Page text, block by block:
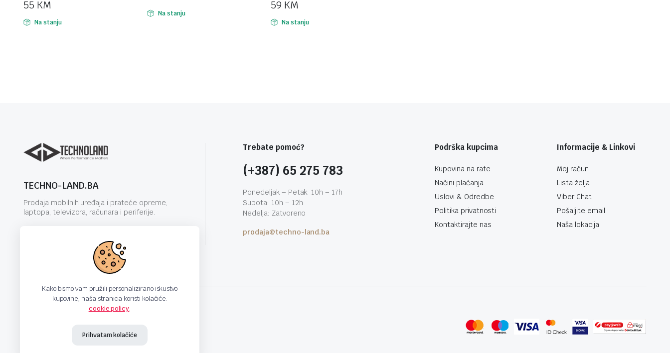
55 KM
Na stanju
Na stanju
59 KM
Na stanju
TECHNO-LAND.BA
Prodaja mobilnih uređaja i prateće opreme,
laptopa, televizora, računara i periferije.
Trebate pomoć?
(+387) 65 275 783
Ponedeljak – Petak: 10h – 17h
Subota: 10h – 12h
Nedelja: Zatvoreno
prodaja@techno-land.ba
Podrška kupcima
Kupovina na rate
Načini plaćanja
Uslovi & Odredbe
Politika privatnosti
Kontaktirajte nas
Informacije & Linkovi
Moj račun
Lista želja
Viber Chat
Pošaljite email
Naša lokacija
Kako bismo vam pružili personalizirano iskustvo
kupovine, naša stranica koristi kolačiće.
cookie policy.
Prihvatam kolačiće